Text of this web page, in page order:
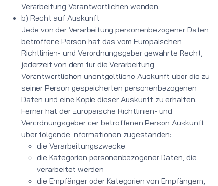
Verarbeitung Verantwortlichen wenden.
b) Recht auf Auskunft
Jede von der Verarbeitung personenbezogener Daten
betroffene Person hat das vom Europäischen
Richtlinien- und Verordnungsgeber gewährte Recht,
jederzeit von dem für die Verarbeitung
Verantwortlichen unentgeltliche Auskunft über die zu
seiner Person gespeicherten personenbezogenen
Daten und eine Kopie dieser Auskunft zu erhalten.
Ferner hat der Europäische Richtlinien- und
Verordnungsgeber der betroffenen Person Auskunft
über folgende Informationen zugestanden:
die Verarbeitungszwecke
die Kategorien personenbezogener Daten, die
verarbeitet werden
die Empfänger oder Kategorien von Empfängern,